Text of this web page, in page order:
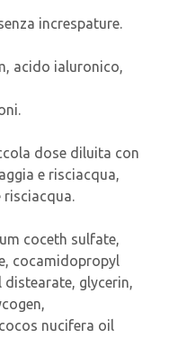
increspature.
acido ialuronico,
dose diluita con
e risciacqua,
risciacqua.
coceth sulfate,
cocamidopropyl
distearate, glycerin,
nucifera oil